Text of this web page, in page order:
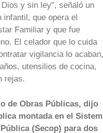
y sin ley", señaló un
que opera el
Familiar y que fue
El celador que lo cuida
vigilancia lo acaban,
utensilios de cocina,
rejas.
de Obras Públicas, dijo
montada en el
(Secop) para dos